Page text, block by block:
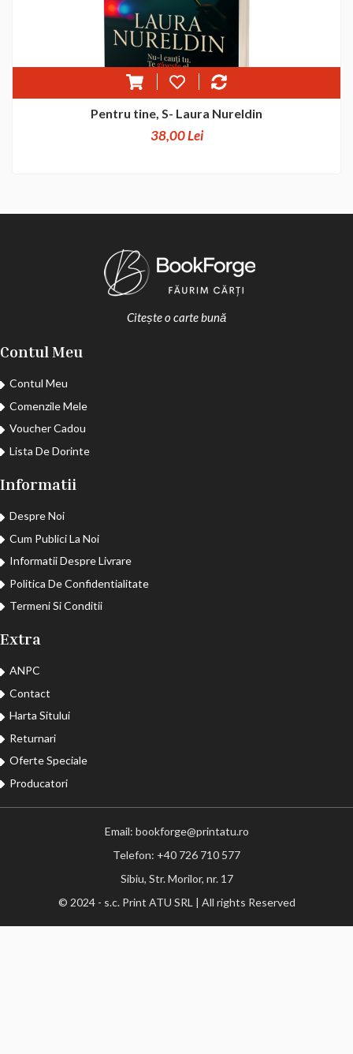
Pentru tine, S- Laura Nureldin
38,00 Lei
Citește o carte bună
Contul Meu
Contul Meu
Comenzile Mele
Voucher Cadou
Lista De Dorinte
Informatii
Despre Noi
Cum Publici La Noi
Informatii Despre Livrare
Politica De Confidentialitate
Termeni Si Conditii
Extra
ANPC
Contact
Harta Sitului
Returnari
Oferte Speciale
Producatori
Email: bookforge@printatu.ro
Telefon: +40 726 710 577
Sibiu, Str. Morilor, nr. 17
© 2024 - s.c. Print ATU SRL | All rights Reserved